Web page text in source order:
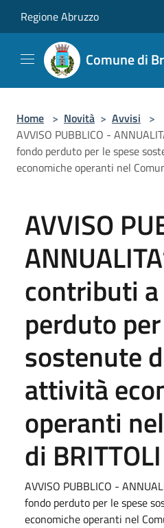
Regione Abruzzo
Comune di
Home > Novità > Avvisi >
AVVISO PUBBLICO -
fondo perduto per le spese
economiche operanti nel
AVVISO
contributi
perduto
sostenute
attività
operanti
di BRITTOLI
AVVISO PUBBLICO -
fondo perduto per le spese
economiche operanti nel